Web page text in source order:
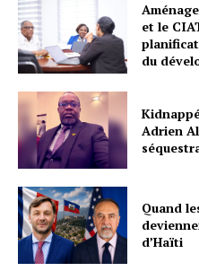
et le
du
Adrien
Quand
d’Haïti